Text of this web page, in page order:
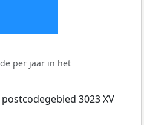
per jaar in het
3023 XV